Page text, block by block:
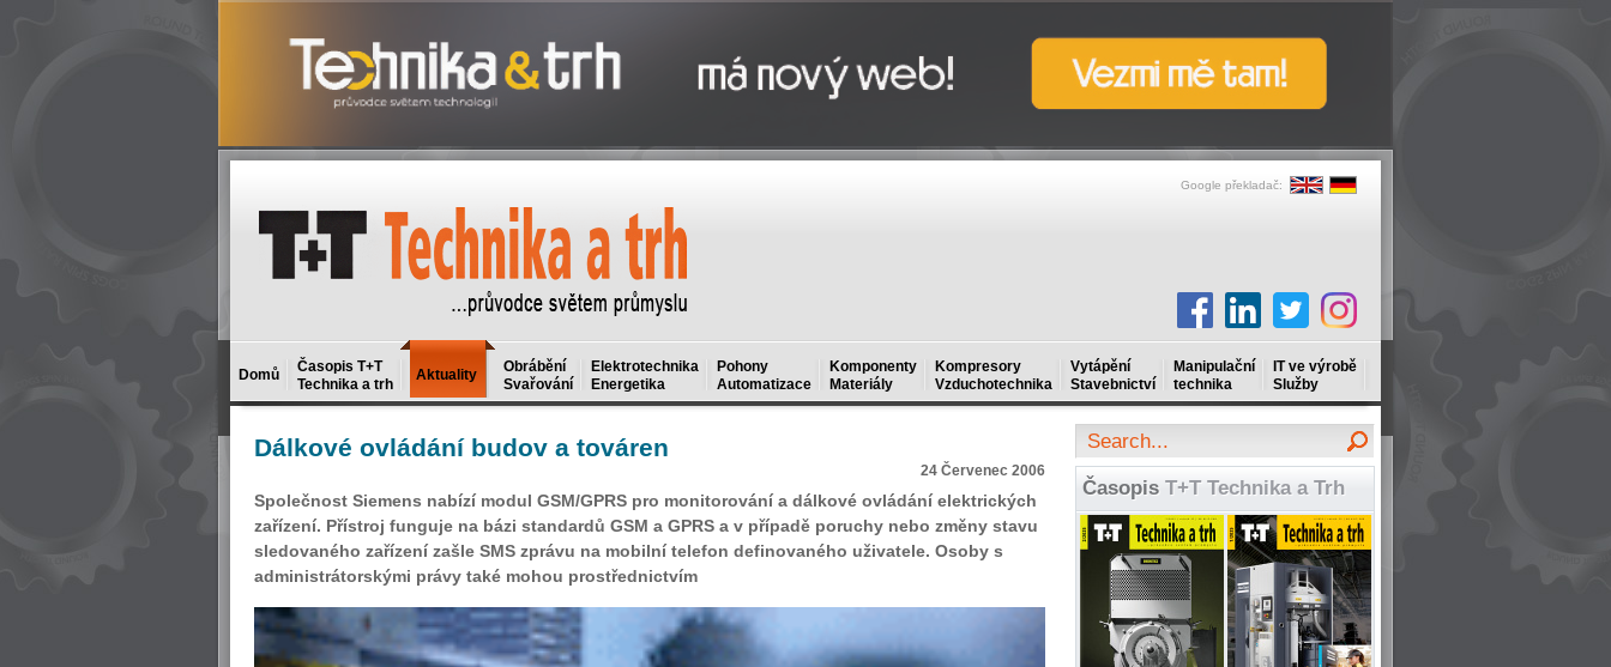
Google překladač:
Domů
Časopis T+T
Technika a trh
Aktuality
Obrábění
Svařování
Elektrotechnika
Energetika
Pohony
Automatizace
Komponenty
Materiály
Kompresory
Vzduchotechnika
Vytápění
Stavebnictví
Manipulační
technika
IT ve výrobě
Služby
Dálkové ovládání budov a továren
24 Červenec 2006
Společnost Siemens nabízí modul GSM/GPRS pro monitorování a dálkové ovládání elektrických
zařízení. Přístroj funguje na bázi standardů GSM a GPRS a v případě poruchy nebo změny stavu
sledovaného zařízení zašle SMS zprávu na mobilní telefon definovaného uživatele. Osoby s
administrátorskými právy také mohou prostřednictvím
Časopis T+T Technika a Trh